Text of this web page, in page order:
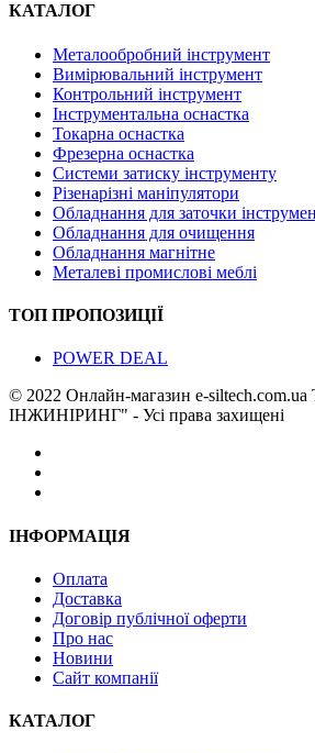
КАТАЛОГ
Металообробний інструмент
Вимірювальний інструмент
Контрольний інструмент
Інструментальна оснастка
Токарна оснастка
Фрезерна оснастка
Системи затиску інструменту
Різенарізні маніпулятори
Обладнання для заточки
Обладнання для очищення
Обладнання магнітне
Металеві промислові меблі
ТОП ПРОПОЗИЦІЇ
POWER DEAL
© 2022 Онлайн-магазин e-
ІНЖИНІРИНГ" - Усі права захищені
ІНФОРМАЦІЯ
Оплата
Доставка
Договір публічної оферти
Про нас
Новини
Сайт компанії
КАТАЛОГ